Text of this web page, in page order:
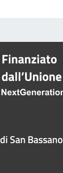
San Bassano